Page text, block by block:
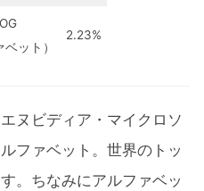
ベット）
2.23%
ヌビディア・マイクロソ
ファベット。世界のトッ
。ちなみにアルファベッ